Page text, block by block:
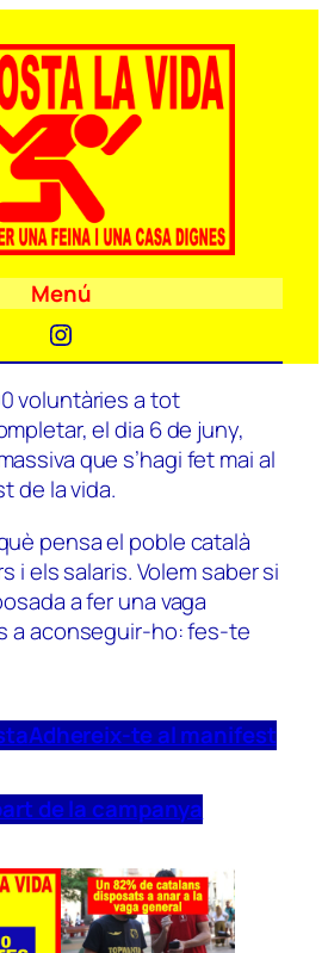
Menú
Instagram
voluntàries a tot
el dia 6 de juny,
que s’hagi fet mai al
de la vida.
pensa el poble català
i els salaris. Volem saber si
a fer una vaga
a aconseguir-ho: fes-te
Adhereix-te al manifest
de la campanya